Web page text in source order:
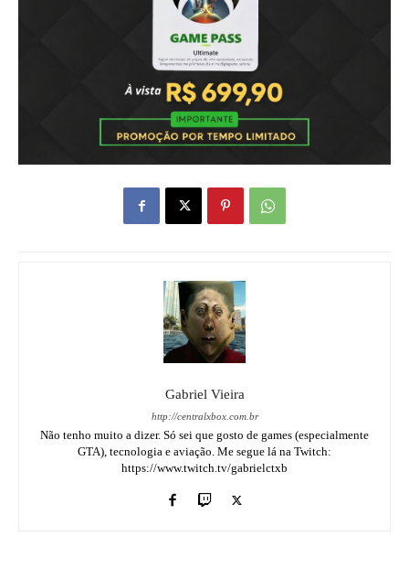
Gabriel Vieira
http://centralxbox.com.br
Não tenho muito a dizer. Só sei que gosto de games (especialmente
GTA), tecnologia e aviação. Me segue lá na Twitch:
https://www.twitch.tv/gabrielctxb